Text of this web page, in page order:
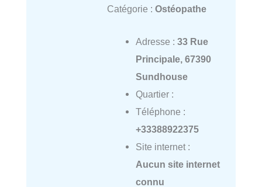
Catégorie : Ostéopathe
Adresse : 33 Rue
Principale, 67390
Sundhouse
Quartier :
Téléphone :
+33388922375
Site internet :
Aucun site internet
connu